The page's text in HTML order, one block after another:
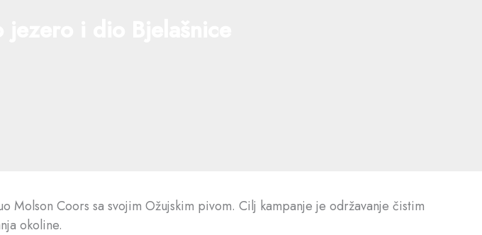
Coors sa svojim Ožujskim pivom. Cilj kampanje je održavanje čistim
okoline.